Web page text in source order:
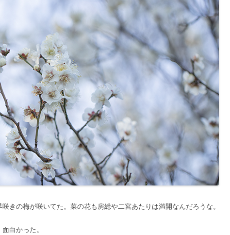
きの梅が咲いてた。菜の花も房総や二宮あたりは満開なんだろうな。
白かった。